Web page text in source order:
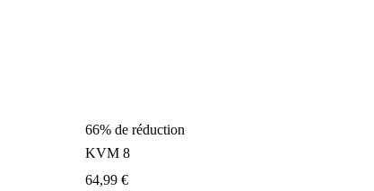
66% de réduction
KVM 8
64,99 €